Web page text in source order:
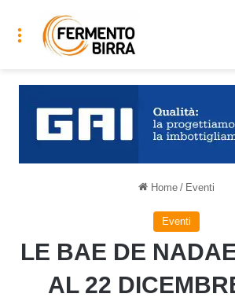
Menu
Home / Eventi
Eventi
LE BAE DE
AL 22